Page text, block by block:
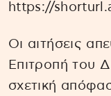
https://
Οι αιτήσεις
Επιτροπή του
σχετική